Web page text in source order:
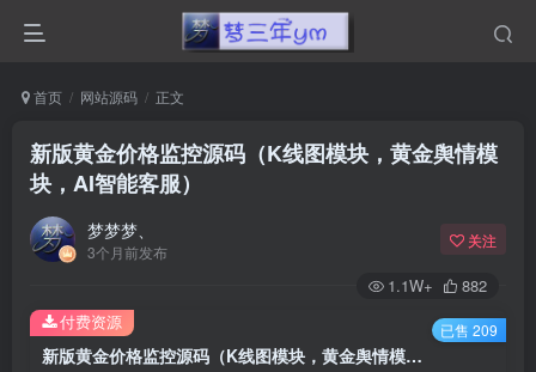
首页 网站源码 正文
新版黄金价格监控源码（K线图模块，黄金舆情模
块，AI智能客服）
梦梦梦、
3个月前发布
关注
1.1W+ 882
新版黄金价格监控源码（K线图模块，黄金舆情模块，AI智能客服）
付费资源 已售 209